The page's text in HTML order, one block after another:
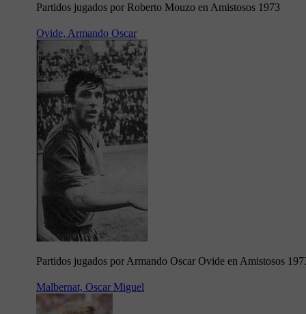
Partidos jugados por Roberto Mouzo en Amistosos 1973
Ovide, Armando Oscar
Partidos jugados por Armando Oscar Ovide en Amistosos
Malbernat, Oscar Miguel